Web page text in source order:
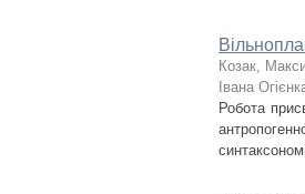
Козак,
Івана
Робота